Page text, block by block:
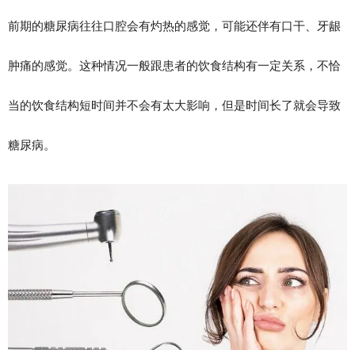
前期的糖尿病往往口腔会有灼热的感觉，可能还伴有口干、牙龈
肿痛的感觉。这种情况一般跟患者的饮食结构有一定关系，不恰
当的饮食结构短时间并不会有太大影响，但是时间长了就会导致
糖尿病。